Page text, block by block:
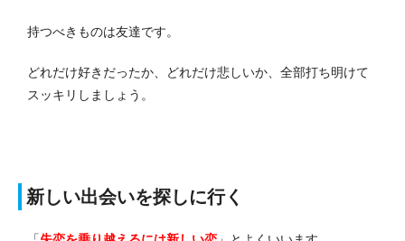
持つべきものは友達です。
どれだけ好きだったか、どれだけ悲しいか、全部打ち明けて
スッキリしましょう。
新しい出会いを探しに行く